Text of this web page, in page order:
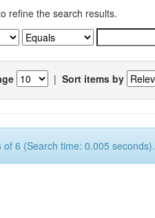
refine the search results.
| Sort items by
of 6 (Search time: 0.005 seconds).